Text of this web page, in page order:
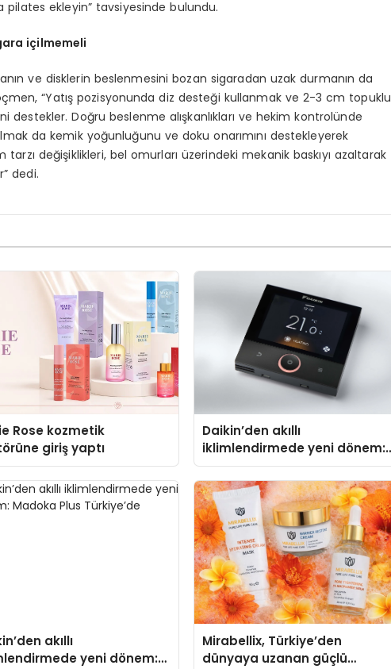
pilates ekleyin” tavsiyesinde bulundu.
içilmemeli
ve disklerin beslenmesini bozan sigaradan uzak durmanın da
“Yatış pozisyonunda diz desteği kullanmak ve 2-3 cm topuklu
destekler. Doğru beslenme alışkanlıkları ve hekim kontrolünde
da kemik yoğunluğunu ve doku onarımını destekleyerek
değişiklikleri, bel omurları üzerindeki mekanik baskıyı azaltarak
dedi.
Rose kozmetik
giriş yaptı
Daikin’den akıllı
iklimlendirmede yeni dönem:
Madoka Plus Türkiye’de
akıllı
yeni dönem:
Mirabellix, Türkiye’den
dünyaya uzanan güçlü